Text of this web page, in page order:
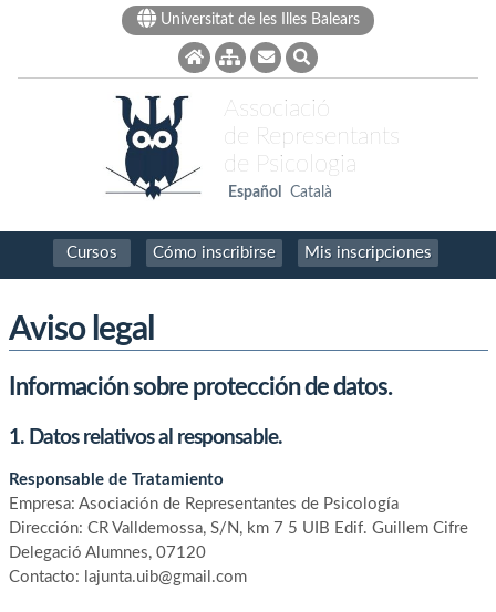
Universitat de les Illes Balears
Associació
de Representants
de Psicologia
Español Català
Cursos Cómo inscribirse Mis inscripciones
Aviso legal
Información sobre protección de datos.
1. Datos relativos al responsable.
Responsable de Tratamiento
Empresa: Asociación de Representantes de Psicología
Dirección: CR Valldemossa, S/N, km 7 5 UIB Edif. Guillem Cifre
Delegació Alumnes, 07120
Contacto: lajunta.uib@gmail.com